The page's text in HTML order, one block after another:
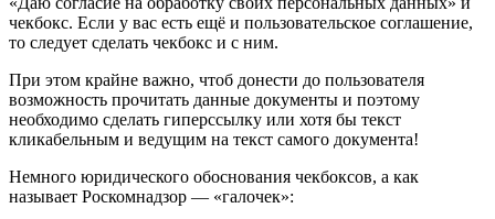
чекбокс. Если у вас есть ещё и пользовательское соглашение,
то следует сделать чекбокс и с ним.
При этом крайне важно, чтоб донести до пользователя
возможность прочитать данные документы и поэтому
необходимо сделать гиперссылку или хотя бы текст
кликабельным и ведущим на текст самого документа!
Немного юридического обоснования чекбоксов, а как
называет Роскомнадзор — «галочек»: